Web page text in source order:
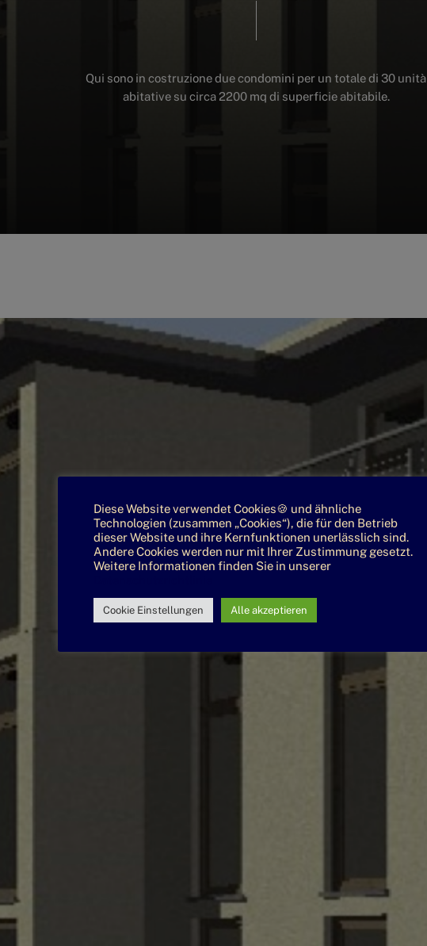
Qui sono in costruzioneduecondomini per un totaledi 30 unità
abitative su circa 2200 mq di superficie abitabile.
Diese Website verwendet Cookies🍪 und ähnliche
Technologien (zusammen „Cookies“), die für den Betrieb
dieser Website und ihre Kernfunktionen unerlässlich sind.
Andere Cookies werden nur mit Ihrer Zustimmung gesetzt.
Weitere Informationen finden Sie in unserer
Cookie Einstellungen Alle akzeptieren